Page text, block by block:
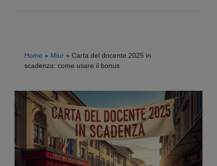
Home » Miur » Carta del docente 2025 in
scadenza: come usare il bonus